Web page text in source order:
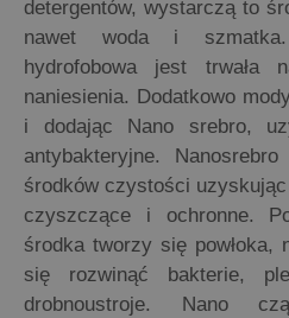
detergentów, wystarczą to
nawet woda i szmatka.
hydrofobowa jest
naniesienia. Dodatkowo
i dodając Nano srebro,
antybakteryjne.
środków czystości uzyskując
czyszczące i ochronne.
środka tworzy się
się rozwinąć bakterie,
drobnoustroje. Nano